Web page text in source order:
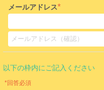
メールアドレス*
以下の枠内にご記入ください
*回答必須